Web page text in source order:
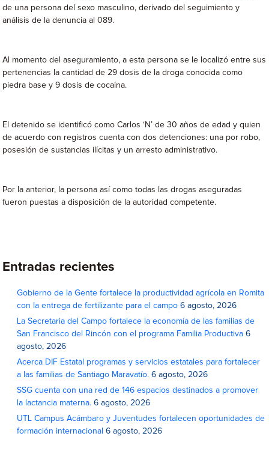
de una persona del sexo masculino, derivado del seguimiento y
análisis de la denuncia al 089.
Al momento del aseguramiento, a esta persona se le localizó entre sus
pertenencias la cantidad de 29 dosis de la droga conocida como
piedra base y 9 dosis de cocaína.
El detenido se identificó como Carlos ‘N’ de 30 años de edad y quien
de acuerdo con registros cuenta con dos detenciones: una por robo,
posesión de sustancias ilícitas y un arresto administrativo.
Por la anterior, la persona así como todas las drogas aseguradas
fueron puestas a disposición de la autoridad competente.
Entradas recientes
Gobierno de la Gente fortalece la productividad agrícola en Romita
con la entrega de fertilizante para el campo 6 agosto, 2026
La Secretaria del Campo fortalece la economía de las familias de
San Francisco del Rincón con el programa Familia Productiva 6
agosto, 2026
Acerca DIF Estatal programas y servicios estatales para fortalecer
a las familias de Santiago Maravatío. 6 agosto, 2026
SSG cuenta con una red de 146 espacios destinados a promover
la lactancia materna. 6 agosto, 2026
UTL Campus Acámbaro y Juventudes fortalecen oportunidades de
formación internacional 6 agosto, 2026